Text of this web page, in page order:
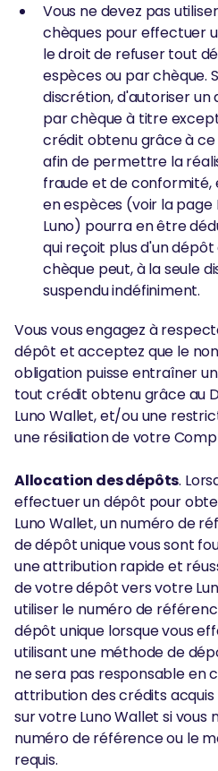
Vous ne devez pas
chèques pour effectuer
le droit de refuser tout
espèces ou par chèque.
discrétion, d'autoriser un
par chèque à titre
crédit obtenu grâce à
afin de permettre la
fraude et de
en espèces (voir la page
Luno) pourra en être
qui reçoit plus d'un
chèque peut, à la seule
suspendu indéfiniment.
Vous vous engagez à
dépôt et acceptez que le
obligation puisse entraîner
tout crédit obtenu grâce au
Luno Wallet, et/ou une
une résiliation de votre
Allocation des dépôts.
effectuer un dépôt pour
Luno Wallet, un numéro de
de dépôt unique vous sont
une attribution rapide et
de votre dépôt vers votre
utiliser le numéro de
dépôt unique lorsque vous
utilisant une méthode de
ne sera pas responsable en
attribution des crédits
sur votre Luno Wallet si vous
numéro de référence ou le
requis.